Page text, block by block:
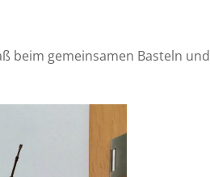
beim gemeinsamen Basteln und